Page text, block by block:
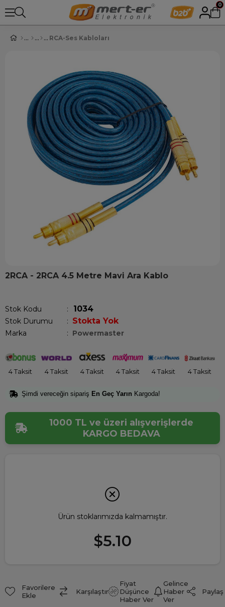
0
RCA-Ses Kabloları
2RCA - 2RCA 4.5 Metre Mavi Ara Kablo
Stok Kodu 1034
Stok Durumu : Stokta Yok
Marka : Powermaster
4 Taksit 4 Taksit 4 Taksit 4 Taksit 4 Taksit 4 Taksit
Şimdi vereceğin sipariş En Geç Yarın Kargoda!
1000 TL ve üzeri alışverişlerde
KARGO BEDAVA
Ürün stoklarımızda kalmamıştır.
$5.10
Favorilere
Ekle
Karşılaştır
Fiyat
Düşünce
Haber Ver
Gelince
Haber
Ver
Paylaş